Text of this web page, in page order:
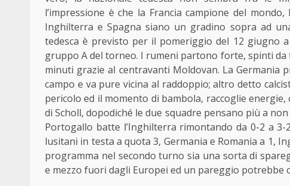
l’impressione è che la Francia campione del
Inghilterra e Spagna siano un gradino sopra ad
tedesca è previsto per il pomeriggio del 12 giugno
gruppo A del torneo. I rumeni partono forte, spinti
minuti grazie al centravanti Moldovan. La Germania
campo e va pure vicina al raddoppio; altro detto
pericolo ed il momento di bambola, raccoglie
di Scholl, dopodiché le due squadre pensano più a
Portogallo batte l’Inghilterra rimontando da 0-2 a
lusitani in testa a quota 3, Germania e Romania a 1,
programma nel secondo turno sia una sorta di
e mezzo fuori dagli Europei ed un pareggio potrebbe